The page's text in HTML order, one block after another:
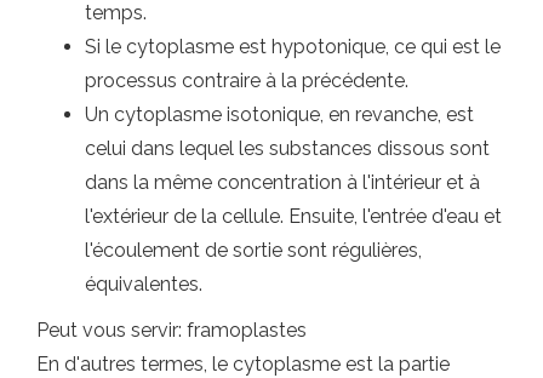
temps.
Si le cytoplasme est hypotonique, ce qui est le
processus contraire à la précédente.
Un cytoplasme isotonique, en revanche, est
celui dans lequel les substances dissous sont
dans la même concentration à l'intérieur et à
l'extérieur de la cellule. Ensuite, l'entrée d'eau et
l'écoulement de sortie sont régulières,
équivalentes.
Peut vous servir: framoplastes
En d'autres termes, le cytoplasme est la partie